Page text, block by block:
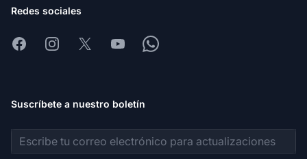
Redes sociales
FacebookInstagram
X YoutubeWhatsapp
Suscríbete a nuestro boletín
Dirección de correo electrónico